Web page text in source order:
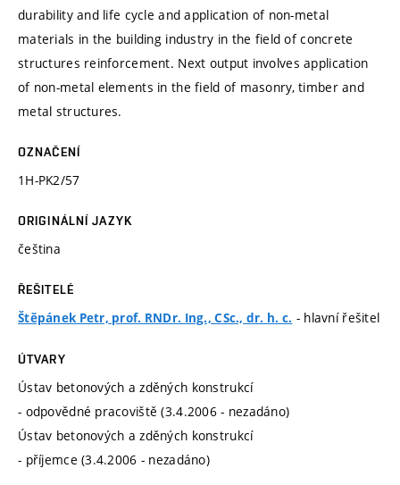
durability and life cycle and application of non-metal
materials in the building industry in the field of concrete
structures reinforcement. Next output involves application
of non-metal elements in the field of masonry, timber and
metal structures.
OZNAČENÍ
1H-PK2/57
ORIGINÁLNÍ JAZYK
čeština
ŘEŠITELÉ
Štěpánek Petr, prof. RNDr. Ing., CSc., dr. h. c. - hlavní řešitel
ÚTVARY
Ústav betonových a zděných konstrukcí
- odpovědné pracoviště (3.4.2006 - nezadáno)
Ústav betonových a zděných konstrukcí
- příjemce (3.4.2006 - nezadáno)